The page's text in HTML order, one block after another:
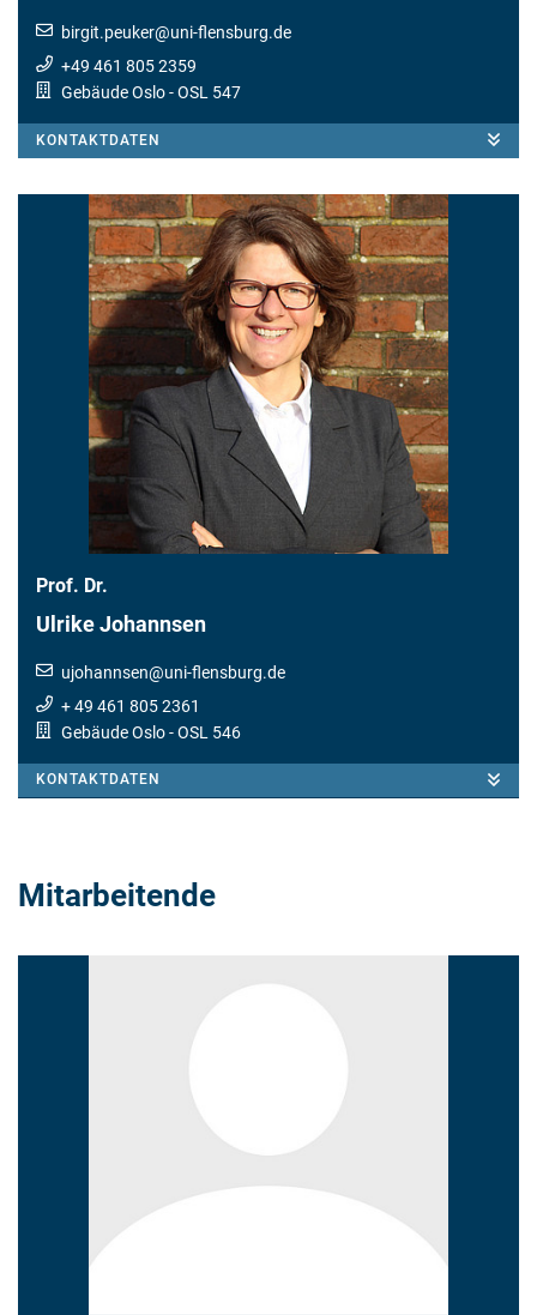
birgit.peuker@uni-flensburg.de
+49 461 805 2359
Gebäude Oslo- OSL 547
KONTAKTDATEN
Prof. Dr.
Ulrike Johannsen
ujohannsen@uni-flensburg.de
+ 49 461 805 2361
Gebäude Oslo- OSL 546
KONTAKTDATEN
Mitarbeitende